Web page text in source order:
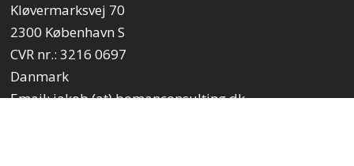
Kløvermarksvej 70
2300 København S
CVR nr.: 3216 0697
Danmark
Email: jakob (at) bomanconsulting.dk